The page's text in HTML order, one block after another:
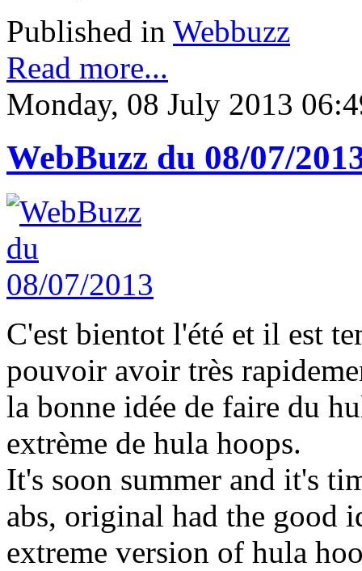
Published in Webbuzz
Read more...
Monday, 08 July 2013
WebBuzz du 08/07/
C'est bientot l'été et il est
pouvoir avoir très
la bonne idée de faire du
extrème de hula hoops.
It's soon summer and it's
abs, original had the good
extreme version of hula